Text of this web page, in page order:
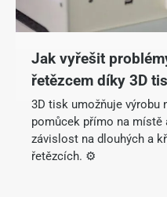
Jak vyřešit
řetězcem díky 3D
3D tisk umožňuje výrobu
pomůcek přímo na místě
závislost na dlouhých a
řetězcích. ⚙️